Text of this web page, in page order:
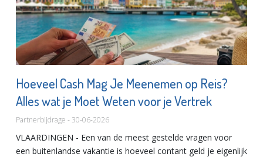
Hoeveel Cash Mag Je Meenemen op Reis?
Alles wat je Moet Weten voor je Vertrek
Partnerbijdrage - 30-06-2026
VLAARDINGEN - Een van de meest gestelde vragen voor
een buitenlandse vakantie is hoeveel contant geld je eigenlijk